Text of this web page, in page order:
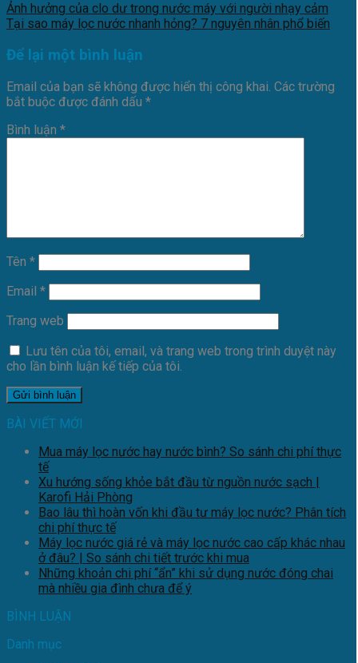
Ảnh hưởng của clo dư trong nước máy với người nhạy cảm
Tại sao máy lọc nước nhanh hỏng? 7 nguyên nhân phổ biến
Để lại một bình luận
Email của bạn sẽ không được hiển thị công khai. Các trường
bắt buộc được đánh dấu *
Bình luận *
Tên *
Email *
Trang web
Lưu tên của tôi, email, và trang web trong trình duyệt này
cho lần bình luận kế tiếp của tôi.
BÀI VIẾT MỚI
Mua máy lọc nước hay nước bình? So sánh chi phí thực
tế
Xu hướng sống khỏe bắt đầu từ nguồn nước sạch |
Karofi Hải Phòng
Bao lâu thì hoàn vốn khi đầu tư máy lọc nước? Phân tích
chi phí thực tế
Máy lọc nước giá rẻ và máy lọc nước cao cấp khác nhau
ở đâu? | So sánh chi tiết trước khi mua
Những khoản chi phí “ẩn” khi sử dụng nước đóng chai
mà nhiều gia đình chưa để ý
BÌNH LUẬN
Danh mục